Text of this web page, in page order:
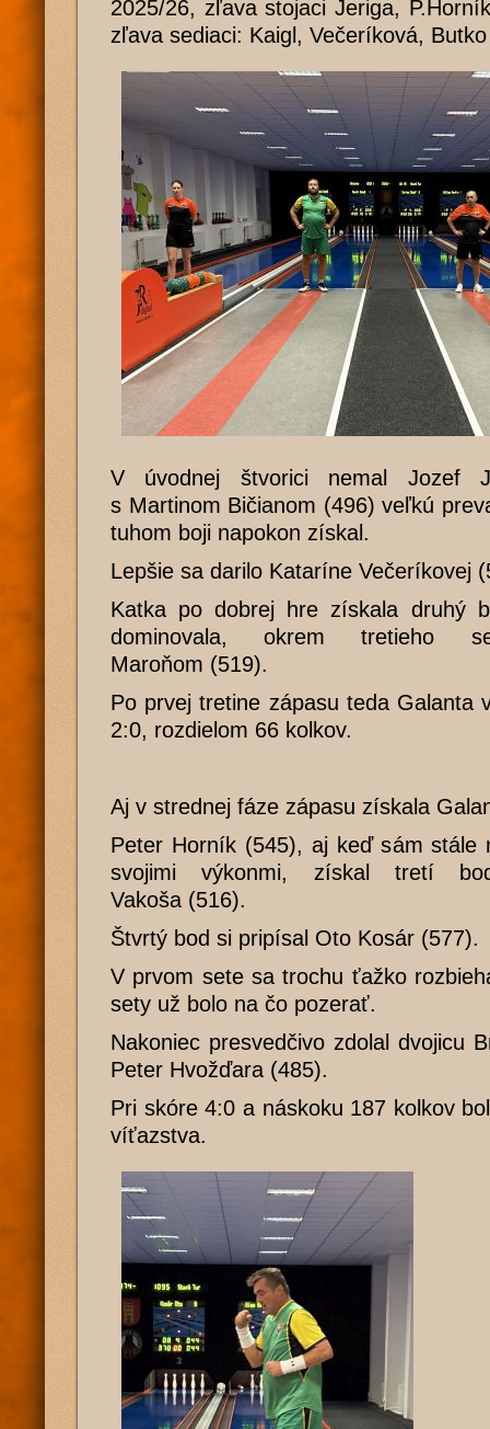
2025/26, zľava stojaci Jeriga,
zľava sediaci: Kaigl, Večeríková, Butko
V úvodnej štvorici nemal Jozef
s Martinom Bičianom (496) veľkú
tuhom boji napokon získal.
Lepšie sa darilo Kataríne Večeríkovej
Katka po dobrej hre získala druhý
dominovala, okrem tretieho
Maroňom (519).
Po prvej tretine zápasu teda Galanta
2:0, rozdielom 66 kolkov.
Aj v strednej fáze zápasu získala
Peter Horník (545), aj keď sám stále
svojimi výkonmi, získal tretí
Vakoša (516).
Štvrtý bod si pripísal Oto Kosár (577).
V prvom sete sa trochu ťažko
sety už bolo na čo pozerať.
Nakoniec presvedčivo zdolal dvojicu
Peter Hvožďara (485).
Pri skóre 4:0 a náskoku 187 kolkov
víťazstva.